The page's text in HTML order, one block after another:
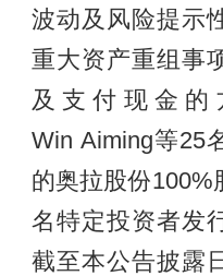
波动及风险提示
重大资产重组事
及支付现金的
Win Aiming等25
的奥拉股份100%
名特定投资者发
截至本公告披露